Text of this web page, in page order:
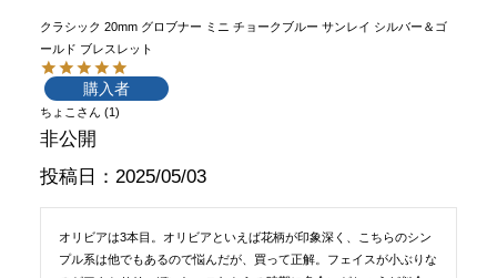
クラシック 20mm グロブナー ミニ チョークブルー サンレイ シルバー＆ゴ
ールド ブレスレット
購入者
ちょこ 1
非公開
投稿日
2025/05/03
オリビアは3本目。オリビアといえば花柄が印象深く、こちらのシン
プル系は他でもあるので悩んだが、買って正解。フェイスが小ぶりな